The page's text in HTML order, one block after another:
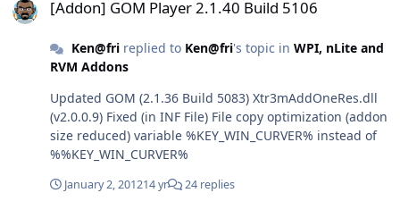
[Addon] GOM Player 2.1.40 Build 5106
Ken@frireplied to Ken@fri's topic in WPI, nLite and
RVM Addons
Updated GOM (2.1.36 Build 5083) Xtr3mAddOneRes.dll
(v2.0.0.9) Fixed (in INF File) File copy optimization (addon
size reduced) variable %KEY_WIN_CURVER% instead of
%%KEY_WIN_CURVER%
January 2, 201214 yr 24 replies